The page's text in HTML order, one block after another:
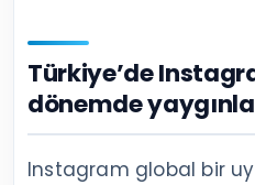
Türkiye’de
dönemde
Instagram global bir